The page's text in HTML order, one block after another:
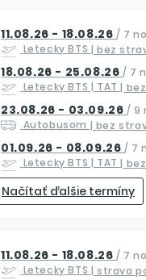
11.08.26 - 18.08.26 / 7
Letecky BTS | bez
18.08.26 - 25.08.26 / 7
Letecky BTS | TAT|
23.08.26 - 03.09.26 / 9
Autobusom | bez
01.09.26 - 08.09.26 / 7
Letecky BTS | TAT|
Načítať ďalšie termíny
11.08.26 - 18.08.26 / 7
Letecky BTS | strava